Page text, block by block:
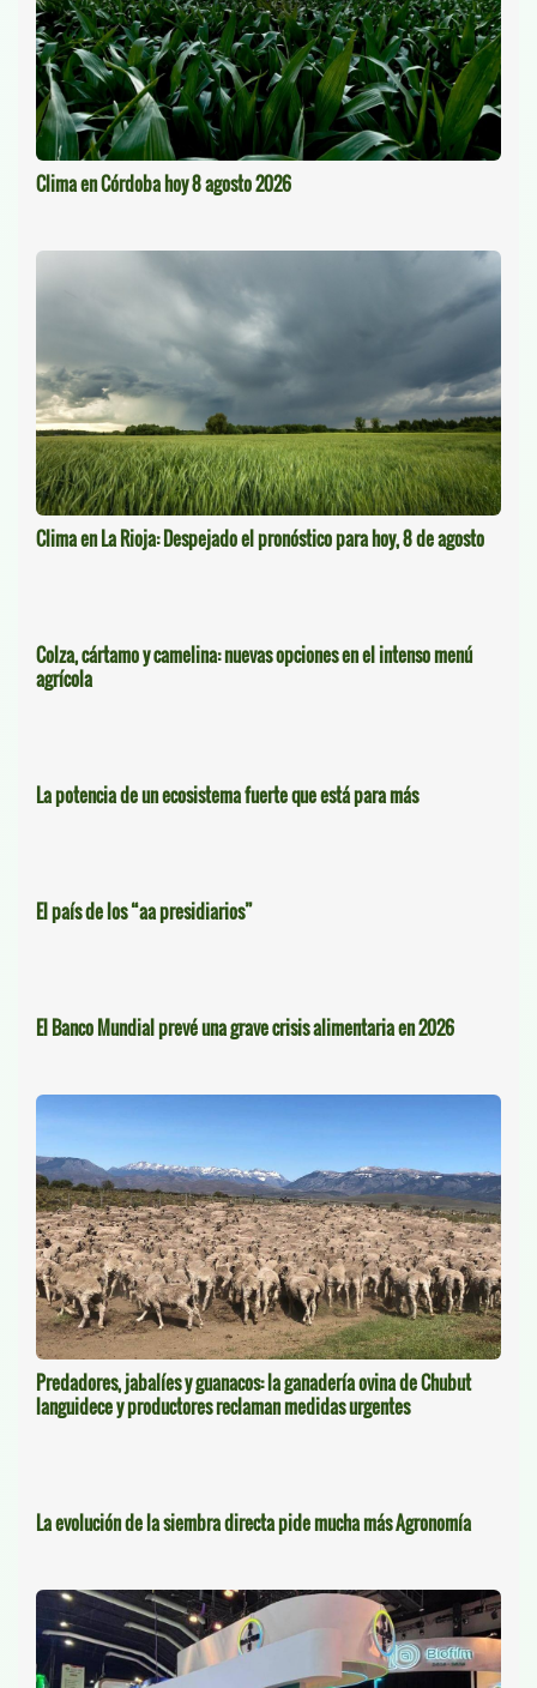
Clima en Córdoba hoy 8 agosto 2026
Clima en La Rioja: Despejado el pronóstico para hoy, 8 de agosto
Colza, cártamo y camelina: nuevas opciones en el intenso menú
agrícola
La potencia de un ecosistema fuerte que está para más
El país de los “aa presidiarios”
El Banco Mundial prevé una grave crisis alimentaria en 2026
Predadores, jabalíes y guanacos: la ganadería ovina de Chubut
languidece y productores reclaman medidas urgentes
La evolución de la siembra directa pide mucha más Agronomía